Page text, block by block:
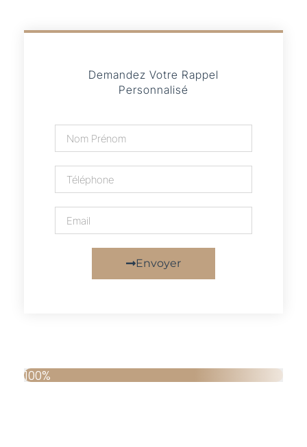
Demandez Votre Rappel
Personnalisé
Envoyer
100%